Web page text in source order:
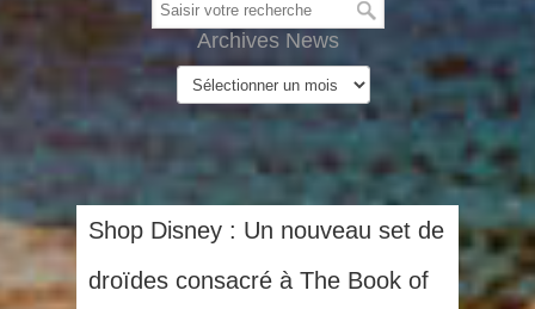
Archives News
Shop Disney : Un nouveau set de
droïdes consacré à The Book of